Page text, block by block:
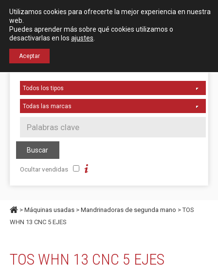
Localización Español English
Ocultar vendidas
> Máquinas usadas > Mandrinadoras de segunda mano > TOS
WHN 13 CNC 5 EJES
TOS WHN 13 CNC 5 EJES
Utilizamos cookies para ofrecerte la mejor experiencia en nuestra
web.
Puedes aprender más sobre qué cookies utilizamos o
desactivarlas en los ajustes
Aceptar